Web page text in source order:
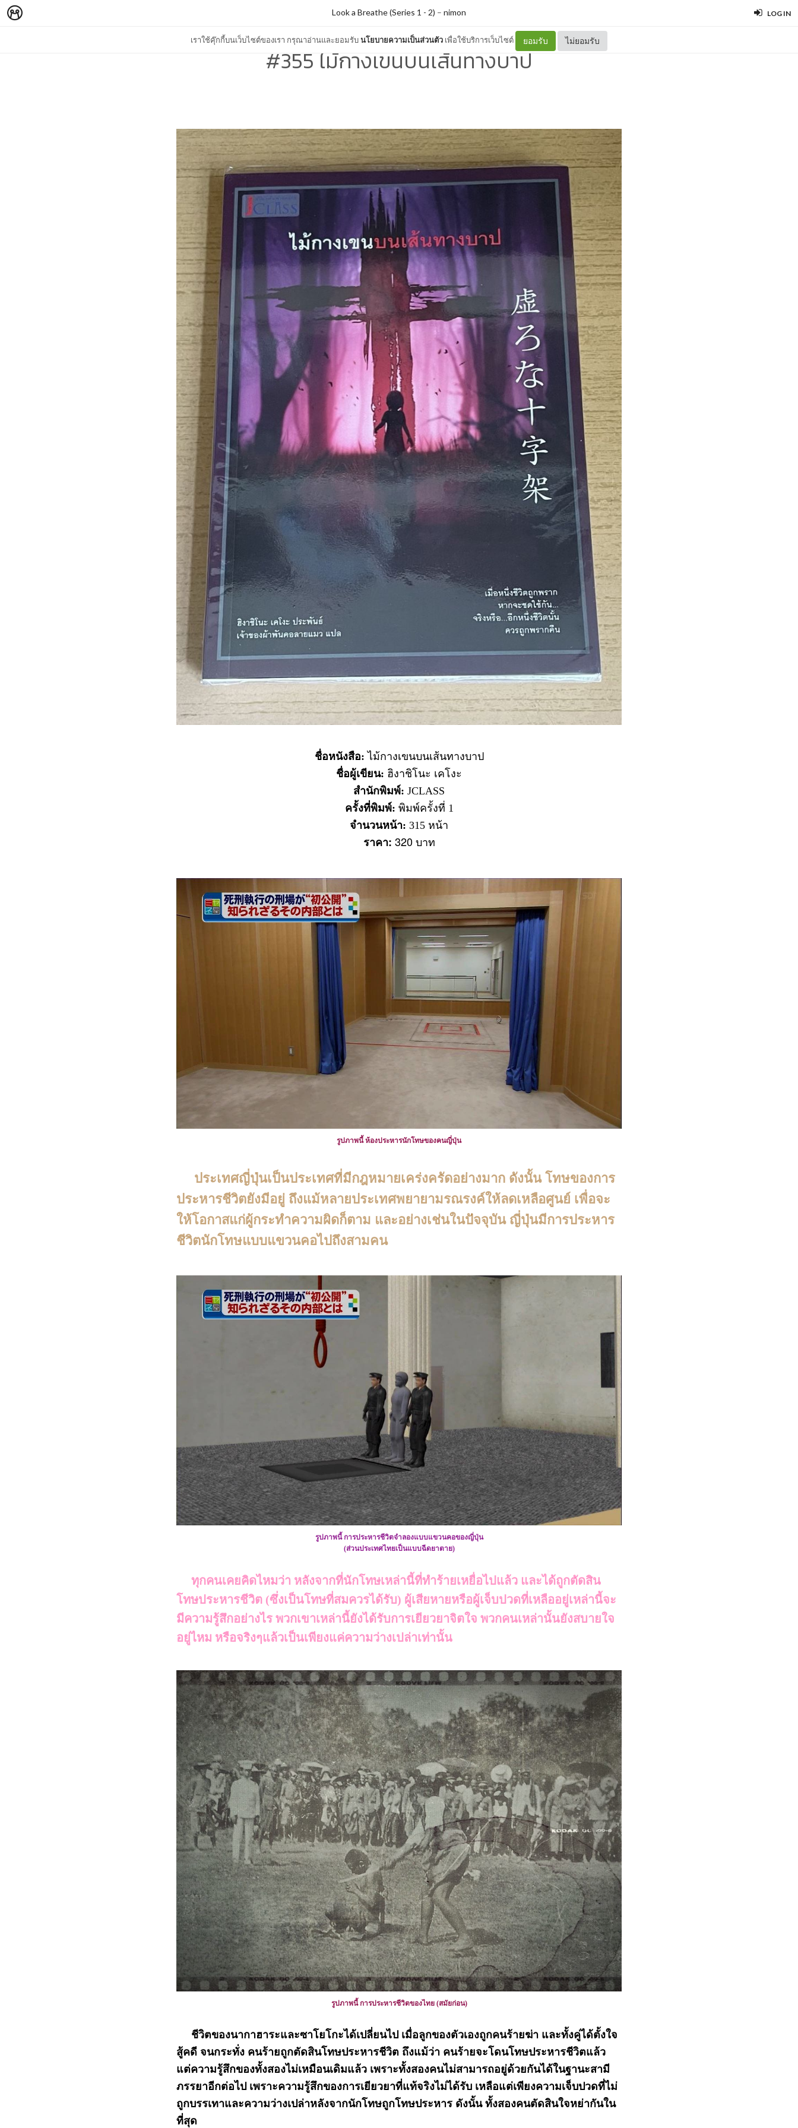
LOG IN
เราใช้คุ๊กกี้บนเว็บไซต์ของเรา กรุณาอ่านและยอมรับนโยบายความเป็นส่วนตัว เพื่อใช้บริการเว็บไซต์ ยอมรับ ไม่ยอมรับ
Look a Breathe (Series 1 - 2) – nimon
#355 ไม้กางเขนบนเส้นทางบาป
ชื่อหนังสือ:ไม้กางเขนบนเส้นทางบาป
ชื่อผู้เขียน: ฮิงาชิโนะ เคโงะ
สำนักพิมพ์: JCLASS
ครั้งที่พิมพ์: พิมพ์ครั้งที่ 1
จำนวนหน้า: 315 หน้า
ราคา: 320 บาท
รูปภาพนี้ ห้องประหารนักโทษของคนญี่ปุ่น
ประเทศญี่ปุ่นเป็นประเทศที่มีกฎหมายเคร่งครัดอย่างมาก ดังนั้น โทษของการ
ประหารชีวิตยังมีอยู่ ถึงแม้หลายประเทศพยายามรณรงค์ให้ลดเหลือศูนย์ เพื่อจะ
ให้โอกาสแก่ผู้กระทำความผิดก็ตาม และอย่างเช่นในปัจจุบัน ญี่ปุ่นมีการประหาร
ชีวิตนักโทษแบบแขวนคอไปถึงสามคน
รูปภาพนี้ การประหารชีวิตจำลองแบบแขวนคอของญี่ปุ่น
(ส่วนประเทศไทยเป็นแบบฉีดยาตาย)
ทุกคนเคยคิดไหมว่า หลังจากที่นักโทษเหล่านี้ที่ทำร้ายเหยื่อไปแล้ว และได้ถูกตัดสิน
โทษประหารชีวิต (ซึ่งเป็นโทษที่สมควรได้รับ) ผู้เสียหายหรือผู้เจ็บปวดที่เหลืออยู่เหล่านี้จะ
มีความรู้สึกอย่างไร พวกเขาเหล่านี้ยังได้รับการเยียวยาจิตใจ พวกคนเหล่านั้นยังสบายใจ
อยู่ไหม หรือจริงๆแล้วเป็นเพียงแค่ความว่างเปล่าเท่านั้น
รูปภาพนี้ การประหารชีวิตของไทย (สมัยก่อน)
ชีวิตของนากาฮาระและซาโยโกะได้เปลี่ยนไป เมื่อลูกของตัวเองถูกคนร้ายฆ่า และทั้งคู่ได้ตั้งใจ
สู้คดี จนกระทั่ง คนร้ายถูกตัดสินโทษประหารชีวิต ถึงแม้ว่า คนร้ายจะโดนโทษประหารชีวิตแล้ว
แต่ความรู้สึกของทั้งสองไม่เหมือนเดิมแล้ว เพราะทั้งสองคนไม่สามารถอยู่ด้วยกันได้ในฐานะสามี
ภรรยาอีกต่อไป เพราะความรู้สึกของการเยียวยาที่แท้จริงไม่ได้รับ เหลือแต่เพียงความเจ็บปวดที่ไม่
ถูกบรรเทาและความว่างเปล่าหลังจากนักโทษถูกโทษประหาร ดังนั้น ทั้งสองคนตัดสินใจหย่ากันใน
ที่สุด